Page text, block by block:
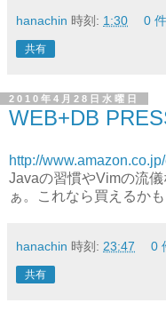
hanachin 時刻: 1:30 0
共有
2010年4月28日水曜日
WEB+DB
http://
Javaの習慣やVimの流
ぁ。これなら買えるかも
hanachin 時刻: 23:47 0
共有